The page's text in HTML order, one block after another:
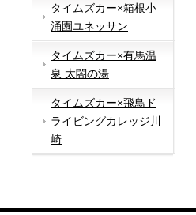
タイムズカー×箱根小
涌園ユネッサン
タイムズカー×有馬温
泉 太閤の湯
タイムズカー×飛鳥ド
ライビングカレッジ川
崎